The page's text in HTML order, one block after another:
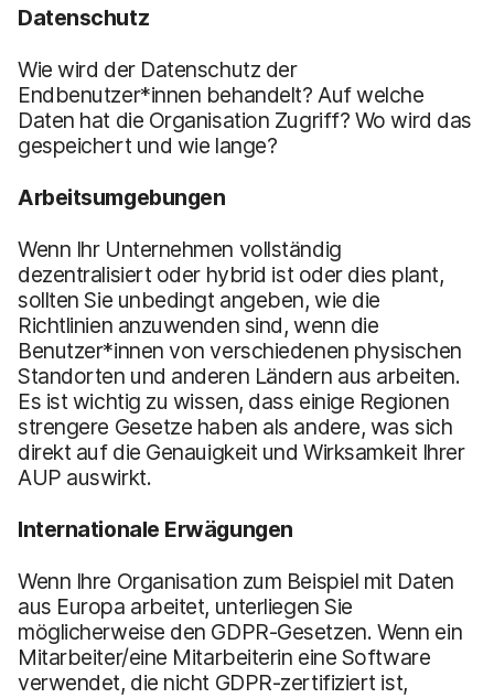
Datenschutz
Wie wird der Datenschutz der
Endbenutzer*innen behandelt? Auf welche
Daten hat die Organisation Zugriff? Wo wird das
gespeichert und wie lange?
Arbeitsumgebungen
Wenn Ihr Unternehmen vollständig
dezentralisiert oder hybrid ist oder dies plant,
sollten Sie unbedingt angeben, wie die
Richtlinien anzuwenden sind, wenn die
Benutzer*innen von verschiedenen physischen
Standorten und anderen Ländern aus arbeiten.
Es ist wichtig zu wissen, dass einige Regionen
strengere Gesetze haben als andere, was sich
direkt auf die Genauigkeit und Wirksamkeit Ihrer
AUP auswirkt.
Internationale Erwägungen
Wenn Ihre Organisation zum Beispiel mit Daten
aus Europa arbeitet, unterliegen Sie
möglicherweise den GDPR-Gesetzen. Wenn ein
Mitarbeiter/eine Mitarbeiterin eine Software
verwendet, die nicht GDPR-zertifiziert ist,